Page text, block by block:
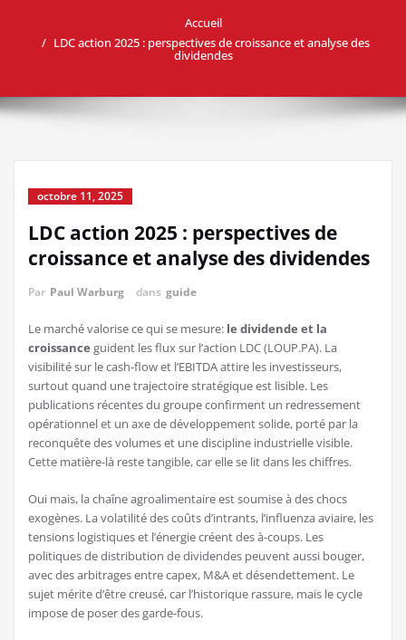
Accueil
LDC action 2025 : perspectives de croissance et analyse des
dividendes
octobre 11, 2025
LDC action 2025 : perspectives de
croissance et analyse des dividendes
Par Paul Warburg dans guide
Le marché valorise ce qui se mesure: le dividende et la
croissance guident les flux sur l’action LDC (LOUP.PA). La
visibilité sur le cash-flow et l’EBITDA attire les investisseurs,
surtout quand une trajectoire stratégique est lisible. Les
publications récentes du groupe confirment un redressement
opérationnel et un axe de développement solide, porté par la
reconquête des volumes et une discipline industrielle visible.
Cette matière-là reste tangible, car elle se lit dans les chiffres.
Oui mais, la chaîne agroalimentaire est soumise à des chocs
exogènes. La volatilité des coûts d’intrants, l’influenza aviaire, les
tensions logistiques et l’énergie créent des à-coups. Les
politiques de distribution de dividendes peuvent aussi bouger,
avec des arbitrages entre capex, M&A et désendettement. Le
sujet mérite d’être creusé, car l’historique rassure, mais le cycle
impose de poser des garde-fous.